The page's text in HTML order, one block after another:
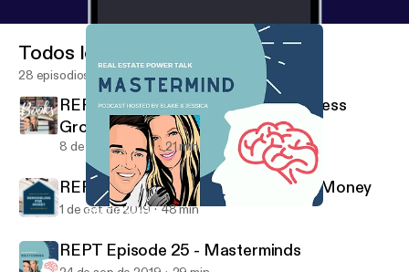
REPT Episode 25 - Masterminds
Todos los episodios
28 episodios
REPT Episode 27 - Books for Business
Growth
8 de oct de 2019 21 min
REPT Episode 26 - Remodeling for Money
1 de oct de 2019 48 min
REPT Episode 25 - Masterminds